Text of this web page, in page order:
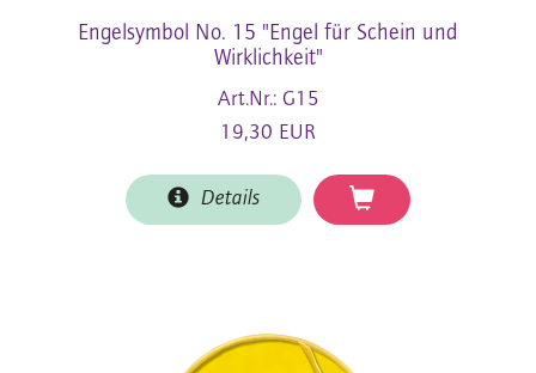
Engelsymbol No. 15 "Engel für Schein und
Wirklichkeit"
Art.Nr.: G15
19,30 EUR
Details